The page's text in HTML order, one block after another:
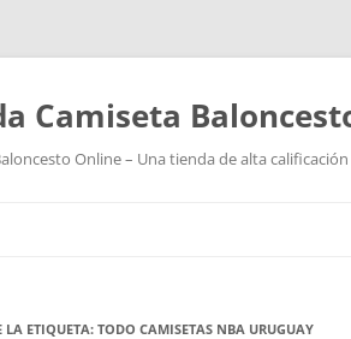
Camiseta
Online – Una tienda de alta
LA ETIQUETA: TODO CAMISETAS NBA URUGUAY